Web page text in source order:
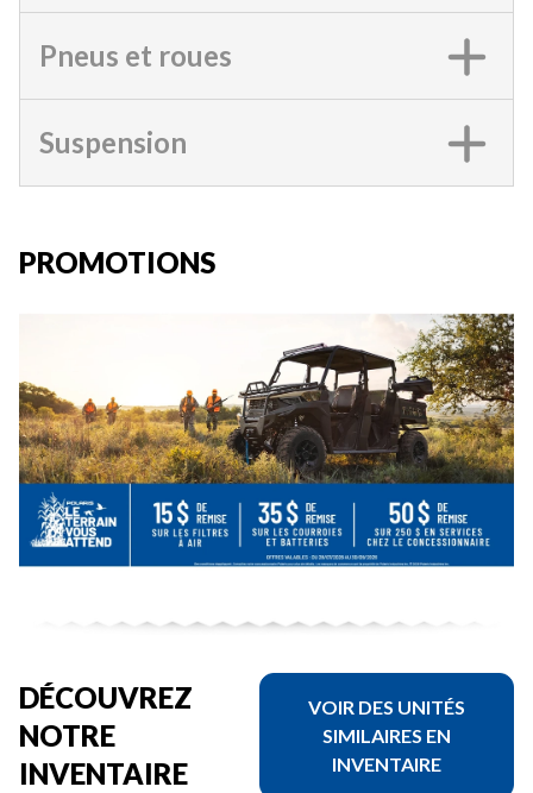
Pneus et roues
Suspension
PROMOTIONS
DÉCOUVREZ
NOTRE
INVENTAIRE
VOIR DES UNITÉS
SIMILAIRES EN
INVENTAIRE